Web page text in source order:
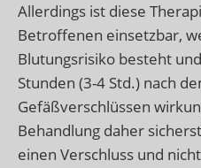
Allerdings ist diese
Betroffenen einsetzbar,
Blutungsrisiko besteht
Stunden (3-4 Std.) nach
Gefäßverschlüssen
Behandlung daher
einen Verschluss und